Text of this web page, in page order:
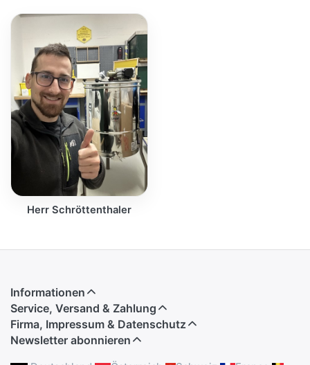
Herr Schröttenthaler
Informationen
Service, Versand & Zahlung
Firma, Impressum & Datenschutz
Newsletter abonnieren